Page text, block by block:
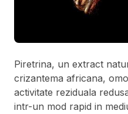
Piretrina, un extract
crizantema africana,
activitate reziduala
intr-un mod rapid in